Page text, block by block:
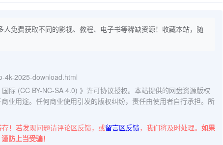
免费获取不同的影视、教程、电子书等稀缺资源！收藏本站，随
4k-2025-download.html
际 (CC BY-NC-SA 4.0) 》许可协议授权。本站提供的网盘资源版权
业用途。任何商业使用引发的版权纠纷，责任由使用者自行承担。所
！若发现问题请评论区反馈，或留言区反馈，我们将及时处理。 如果
防上当受骗！